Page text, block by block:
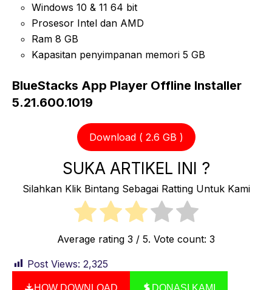
Windows 10 & 11 64 bit
Prosesor Intel dan AMD
Ram 8 GB
Kapasitan penyimpanan memori 5 GB
BlueStacks App Player Offline Installer
5.21.600.1019
Download ( 2.6 GB )
SUKA ARTIKEL INI ?
Silahkan Klik Bintang Sebagai Ratting Untuk Kami
Average rating 3 / 5. Vote count: 3
Post Views: 2,325
HOW DOWNLOAD DONASI KAMI